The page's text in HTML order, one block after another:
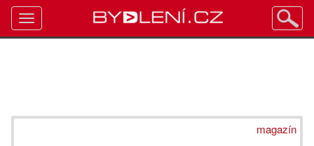
magazín
Toggle
navigation